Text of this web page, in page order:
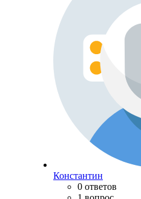
Константин
0 ответов